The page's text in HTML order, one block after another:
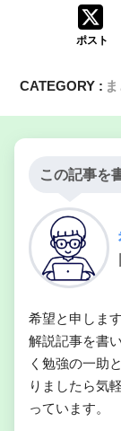
ポスト
CATEGORY :
この記事を
希望と申しま
解説記事を書
く勉強の一助
りましたら気
っています。